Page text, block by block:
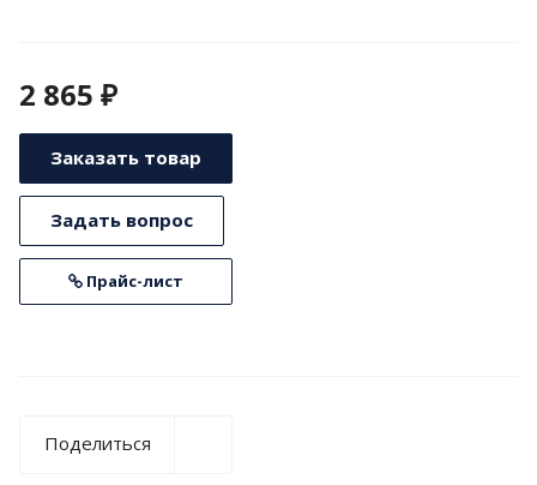
2 865 ₽
Заказать товар
Задать вопрос
Прайс-лист
Поделиться